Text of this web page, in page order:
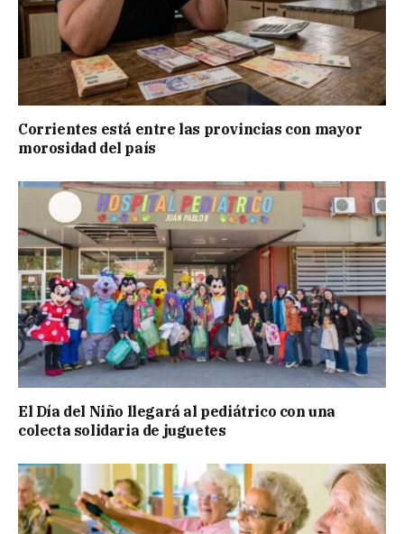
Corrientes está entre las provincias con mayor
morosidad del país
El Día del Niño llegará al pediátrico con una
colecta solidaria de juguetes